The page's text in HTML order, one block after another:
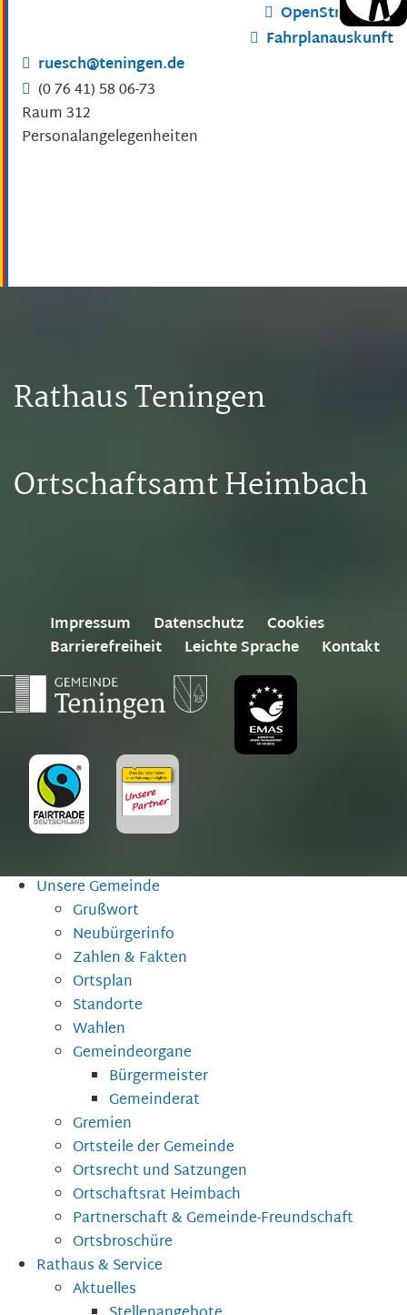
OpenStreetMap
Fahrplanauskunft
ruesch@teningen.de
(07641) 5806-73
Raum312
Personalangelegenheiten
Rathaus Teningen
Ortschaftsamt Heimbach
Impressum Datenschutz
Cookies
Barrierefreiheit
Leichte Sprache Kontakt
Unsere Gemeinde
Grußwort
Neubürgerinfo
Zahlen & Fakten
Ortsplan
Standorte
Wahlen
Gemeindeorgane
Bürgermeister
Gemeinderat
Gremien
Ortsteile der Gemeinde
Ortsrecht und Satzungen
Ortschaftsrat Heimbach
Partnerschaft & Gemeinde-Freundschaft
Ortsbroschüre
Rathaus & Service
Aktuelles